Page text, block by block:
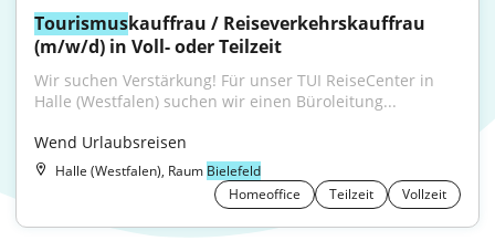
Tourismuskauffrau / Reiseverkehrskauffrau
(m/w/d) in Voll- oder Teilzeit
Wir suchen Verstärkung! Für unser TUI ReiseCenter in
Halle (Westfalen) suchen wir einen Büroleitung...
Wend Urlaubsreisen
Halle (Westfalen), Raum Bielefeld
Homeoffice
Teilzeit Vollzeit